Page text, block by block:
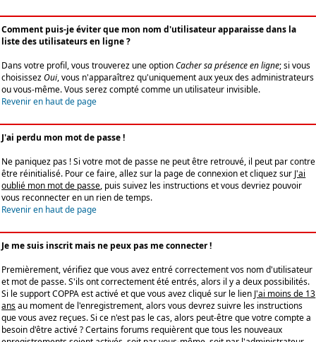
Comment puis-je éviter que mon nom d'utilisateur apparaisse dans la
liste des utilisateurs en ligne ?
Dans votre profil, vous trouverez une optionCacher sa présence en ligne; si vous
choisissezOui, vous n'apparaîtrez qu'uniquement aux yeux des administrateurs
ou vous-même. Vous serez compté comme un utilisateur invisible.
Revenir en haut de page
J'ai perdu mon mot de passe !
Ne paniquez pas ! Si votre mot de passe ne peut être retrouvé, il peut par contre
être réinitialisé. Pour ce faire, allez sur la page de connexion et cliquez sur J'ai
oublié mon mot de passe, puis suivez les instructions et vous devriez pouvoir
vous reconnecter en un rien de temps.
Revenir en haut de page
Je me suis inscrit mais ne peux pas me connecter !
Premièrement, vérifiez que vous avez entré correctement vos nom d'utilisateur
et mot de passe. S'ils ont correctement été entrés, alors il y a deux possibilités.
Si le support COPPA est activé et que vous avez cliqué sur le lien J'ai moins de 13
ansau moment de l'enregistrement, alors vous devrez suivre les instructions
que vous avez reçues. Si ce n'est pas le cas, alors peut-être que votre compte a
besoin d'être activé ? Certains forums requièrent que tous les nouveaux